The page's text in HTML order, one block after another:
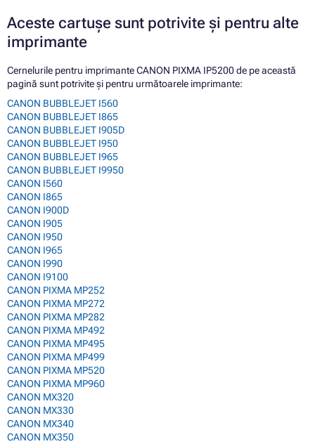
Aceste cartușe sunt potrivite și pentru alte
imprimante
Cernelurile pentru imprimante CANON PIXMA IP5200 de pe această
pagină sunt potrivite și pentru următoarele imprimante:
CANON BUBBLEJET I560
CANON BUBBLEJET I865
CANON BUBBLEJET I905D
CANON BUBBLEJET I950
CANON BUBBLEJET I965
CANON BUBBLEJET I9950
CANON I560
CANON I865
CANON I900D
CANON I905
CANON I950
CANON I965
CANON I990
CANON I9100
CANON PIXMA MP252
CANON PIXMA MP272
CANON PIXMA MP282
CANON PIXMA MP492
CANON PIXMA MP495
CANON PIXMA MP499
CANON PIXMA MP520
CANON PIXMA MP960
CANON MX320
CANON MX330
CANON MX340
CANON MX350